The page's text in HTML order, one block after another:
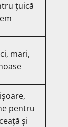
țuică
mari,
pentru
și